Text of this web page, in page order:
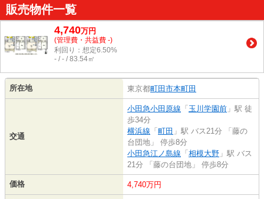
販売物件一覧
4,740万円
(管理費・共益費 -)
利回り：想定6.50%
- / - / 83.54㎡
所在地 東京都町田市本町田
交通
小田急小田原線 「 玉川学園前 」駅 徒
歩34分
横浜線 「 町田 」駅 バス21分 「藤の
台団地」 停歩8分
小田急江ノ島線 「 相模大野 」駅 バス
21分 「藤の台団地」 停歩8分
価格 4,740万円